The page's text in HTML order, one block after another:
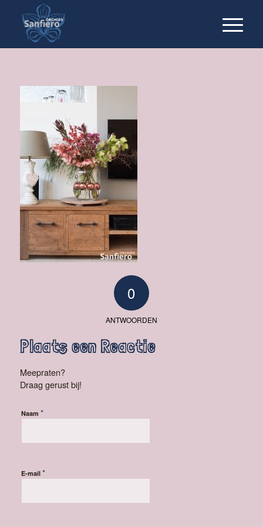
0
ANTWOORDEN
Plaats een Reactie
Meepraten?
Draag gerust bij!
Naam *
E-mail *